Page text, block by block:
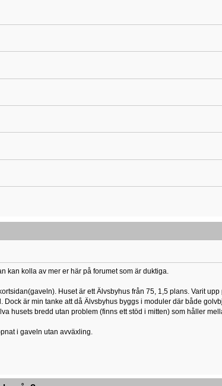
kan kolla av mer er här på forumet som är duktiga.
Huset är ett Älvsbyhus från 75, 1,5 plans. Varit
Dock är min tanke att då Älvsbyhus byggs i moduler där både
husets bredd utan problem (finns ett stöd i mitten) som håller
i gaveln utan avväxling.